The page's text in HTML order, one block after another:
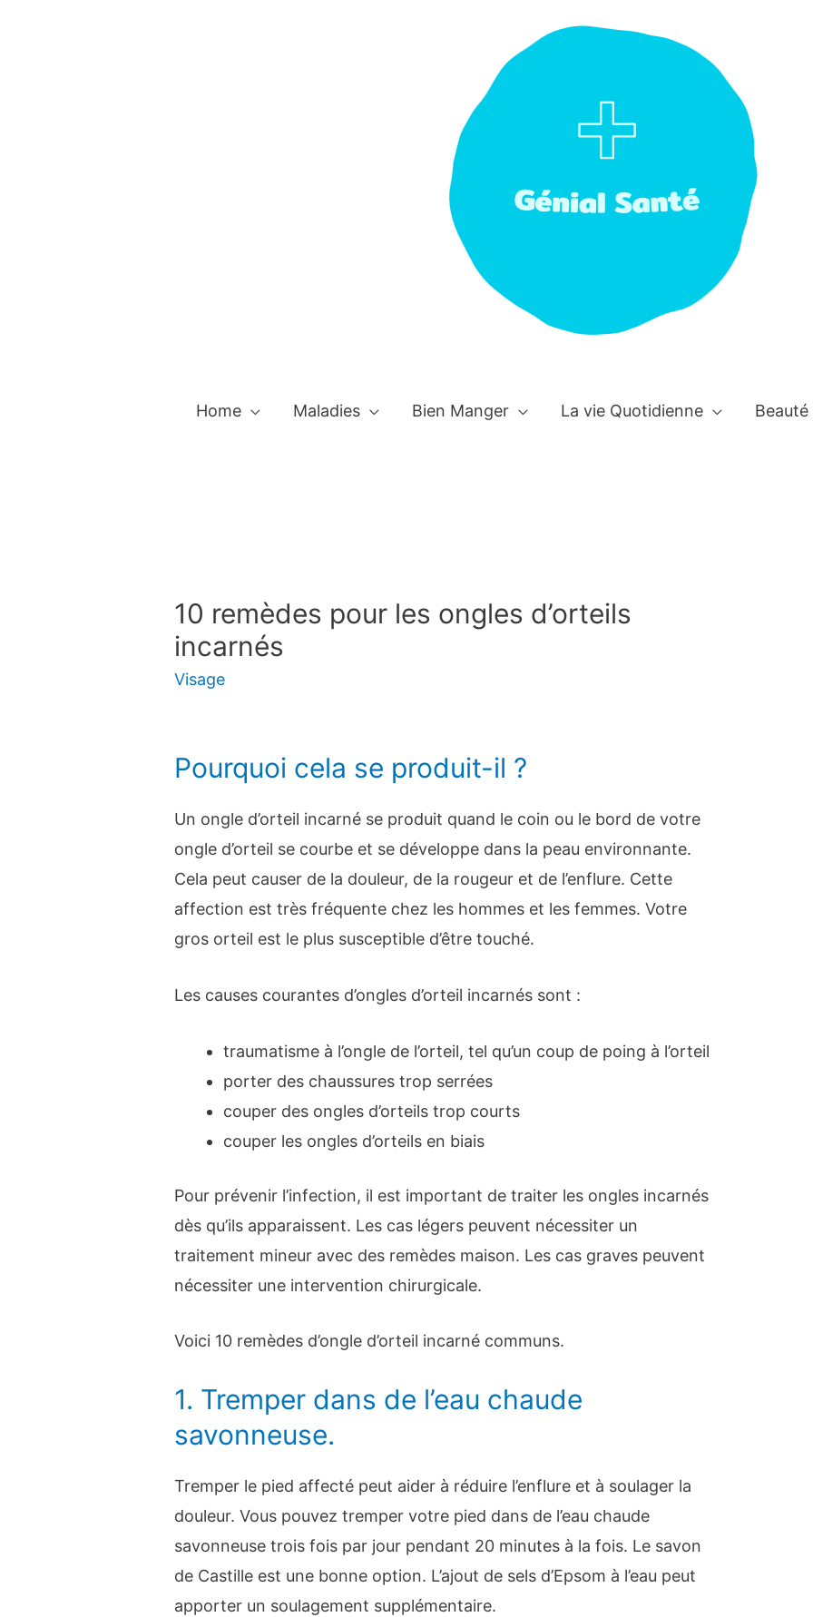
Home Maladies Bien Manger La vie Quotidienne Beauté
10 remèdes pour les ongles d’orteils
incarnés
Visage
Pourquoi cela se produit-il ?
Un ongle d’orteil incarné se produit quand le coin ou le bord de votre
ongle d’orteil se courbe et se développe dans la peau environnante.
Cela peut causer de la douleur, de la rougeur et de l’enflure. Cette
affection est très fréquente chez les hommes et les femmes. Votre
gros orteil est le plus susceptible d’être touché.
Les causes courantes d’ongles d’orteil incarnés sont :
traumatisme à l’ongle de l’orteil, tel qu’un coup de poing à l’orteil
porter des chaussures trop serrées
couper des ongles d’orteils trop courts
couper les ongles d’orteils en biais
Pour prévenir l’infection, il est important de traiter les ongles incarnés
dès qu’ils apparaissent. Les cas légers peuvent nécessiter un
traitement mineur avec des remèdes maison. Les cas graves peuvent
nécessiter une intervention chirurgicale.
Voici 10 remèdes d’ongle d’orteil incarné communs.
1. Tremper dans de l’eau chaude
savonneuse.
Tremper le pied affecté peut aider à réduire l’enflure et à soulager la
douleur. Vous pouvez tremper votre pied dans de l’eau chaude
savonneuse trois fois par jour pendant 20 minutes à la fois. Le savon
de Castille est une bonne option. L’ajout de sels d’Epsom à l’eau peut
apporter un soulagement supplémentaire.